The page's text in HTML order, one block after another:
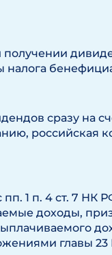
налога
сразу на
российская
пп. 1 п. 4 ст. 7
доходы,
главы